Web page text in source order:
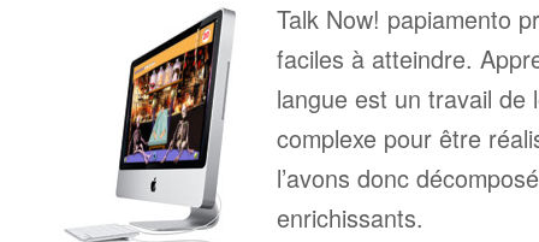
Talk Now! papiamento
faciles à atteindre.
langue est un travail de
complexe pour être
l’avons donc
enrichissants.